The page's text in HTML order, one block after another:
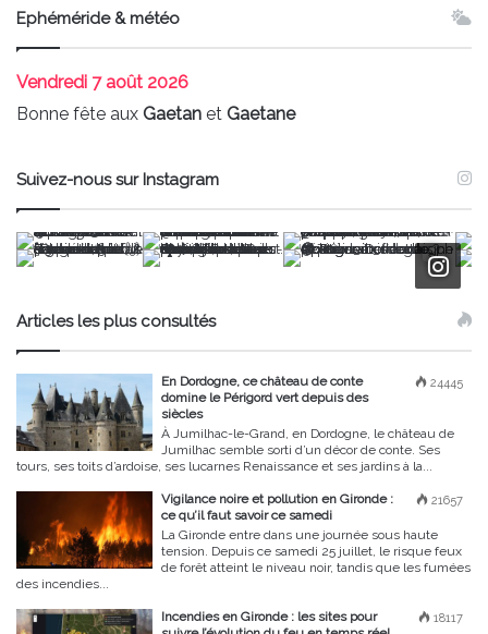
Ephéméride & météo
Vendredi 7 août 2026
Bonne fête aux Gaetan et Gaetane
Suivez-nous sur Instagram
Articles les plus consultés
24445
En Dordogne, ce château de conte
domine le Périgord vert depuis des
siècles
À Jumilhac-le-Grand, en Dordogne, le château de
Jumilhac semble sorti d’un décor de conte. Ses
tours, ses toits d’ardoise, ses lucarnes Renaissance et ses jardins à la...
21657
Vigilance noire et pollution en Gironde :
ce qu’il faut savoir ce samedi
La Gironde entre dans une journée sous haute
tension. Depuis ce samedi 25 juillet, le risque feux
de forêt atteint le niveau noir, tandis que les fumées
des incendies...
18117
Incendies en Gironde : les sites pour